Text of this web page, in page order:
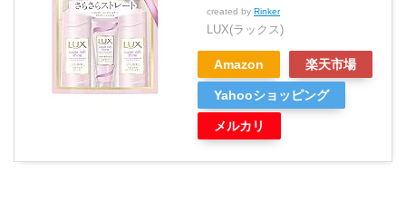
created by Rinker
LUX(ラックス)
Amazon 楽天市場
Yahooショッピング
メルカリ